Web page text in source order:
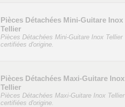
Pièces Détachées Mini-Guitare Inox
Tellier
Pièces Détachées Mini-Guitare Inox Tellier
certifiées d'origine.
Pièces Détachées Maxi-Guitare Inox
Tellier
Pièces Détachées Maxi-Guitare Inox Tellier
certifiées d'origine.